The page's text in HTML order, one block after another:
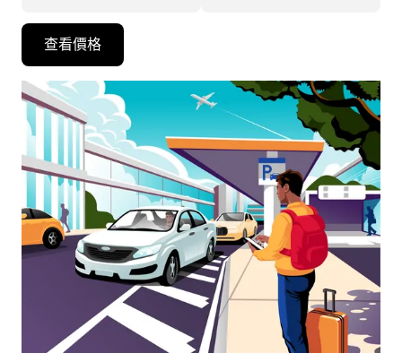
下
向
下
箭
鍵，
即
可
用
查看價格